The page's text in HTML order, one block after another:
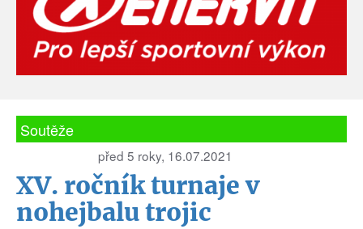
Soutěže
před 5 roky, 16.07.2021
XV. ročník turnaje v
nohejbalu trojic